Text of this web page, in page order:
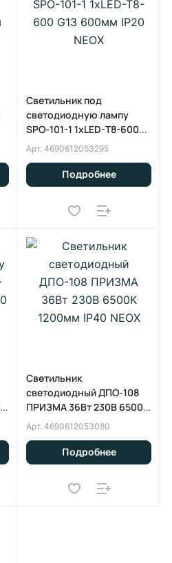
Светильник под
светодиодную лампу
SPO-101-1 1хLED-T8-600
G13 600мм IP20 NEOX
Арт. 4690612053295
Подробнее
Светильник
светодиодный ДПО-108
ПРИЗМА 36Вт 230В 6500К
1200мм IP40 NEOX
Арт. 4690612053080
Подробнее